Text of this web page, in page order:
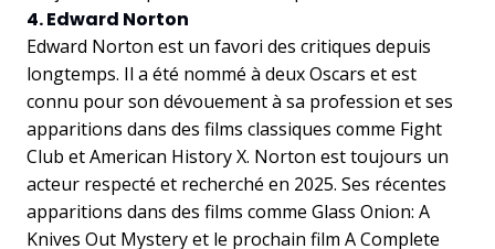
4. Edward Norton
Edward Norton est un favori des critiques depuis
longtemps. Il a été nommé à deux Oscars et est
connu pour son dévouement à sa profession et ses
apparitions dans des films classiques comme Fight
Club et American History X. Norton est toujours un
acteur respecté et recherché en 2025. Ses récentes
apparitions dans des films comme Glass Onion: A
Knives Out Mystery et le prochain film A Complete